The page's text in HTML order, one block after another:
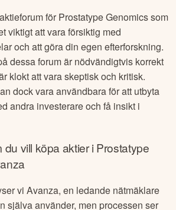
för Prostatype Genomicssom
viktigt att vara försiktig med
och att göra din egen efterforskning.
dessa forum är nödvändigtvis korrekt
klokt att vara skeptisk och kritisk.
dock vara användbara för att utbyta
andra investerare och få insikt i
du vill köpa aktier iProstatype
vi Avanza, en ledande nätmäklare
själva använder, men processen ser